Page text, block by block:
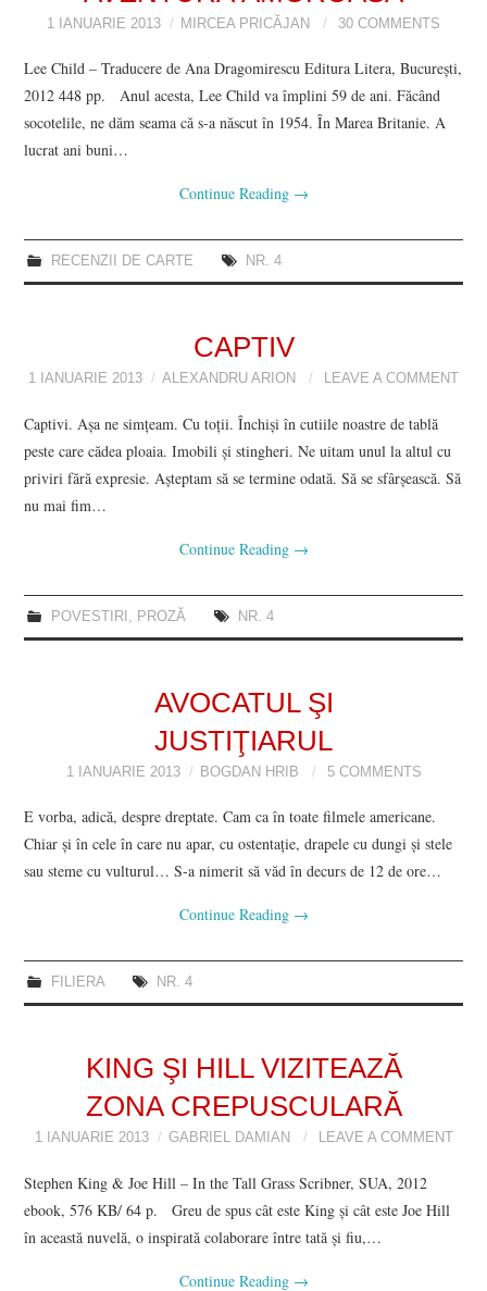
CARTE & FILM
SUSPANS
NUMĂRUL 48 /
NUMĂRUL 49 /
1 IANUARIE 2013 MIRCEA PRICĂJAN 30 COMMENTS
Lee Child – Traducere de Ana Dragomirescu Editura Litera, Bucureşti,
2012 448 pp. Anul acesta, Lee Child va împlini 59 de ani. Făcând
socotelile, ne dăm seama că s-a născut în 1954. În Marea Britanie. A
lucrat ani buni…
Continue Reading →
RECENZII DE CARTE NR. 4
CAPTIV
1 IANUARIE 2013 ALEXANDRU ARION LEAVE A COMMENT
Captivi. Aşa ne simţeam. Cu toţii. Închişi în cutiile noastre de tablă
peste care cădea ploaia. Imobili şi stingheri. Ne uitam unul la altul cu
priviri fără expresie. Aşteptam să se termine odată. Să se sfârşească. Să
nu mai fim…
Continue Reading →
POVESTIRI PROZĂ NR. 4
AVOCATUL ŞI
JUSTIŢIARUL
1 IANUARIE 2013 BOGDAN HRIB 5 COMMENTS
E vorba, adică, despre dreptate. Cam ca în toate filmele americane.
Chiar şi în cele în care nu apar, cu ostentaţie, drapele cu dungi şi stele
sau steme cu vulturul… S-a nimerit să văd în decurs de 12 de ore…
Continue Reading →
FILIERA NR. 4
KING ŞI HILL VIZITEAZĂ
ZONA CREPUSCULARĂ
1 IANUARIE 2013 GABRIEL DAMIAN LEAVE A COMMENT
Stephen King & Joe Hill – In the Tall Grass Scribner, SUA, 2012
ebook, 576 KB/ 64 p. Greu de spus cât este King şi cât este Joe Hill
în această nuvelă, o inspirată colaborare între tată şi fiu,…
Continue Reading →